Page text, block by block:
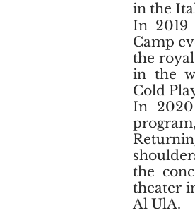
in the
In 2019
Camp
the
in the
Cold
In
the
theater
Al UlA.